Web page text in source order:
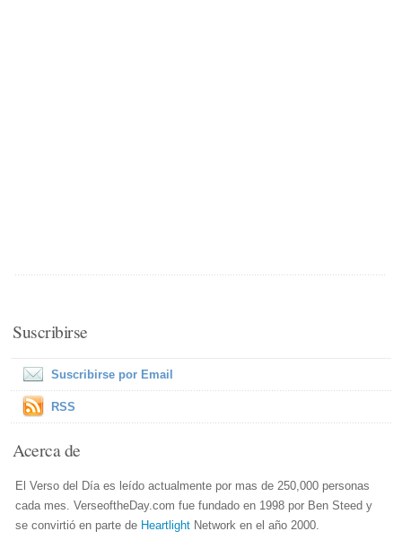
Suscribirse
Suscribirse por Email
RSS
Acerca de
El Verso del Día es leído actualmente por mas de 250,000 personas
cada mes. VerseoftheDay.com fue fundado en 1998 por Ben Steed y
se convirtió en parte de Heartlight Network en el año 2000.